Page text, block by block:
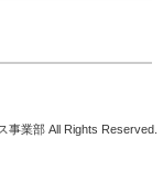
業部 All Rights Reserved.